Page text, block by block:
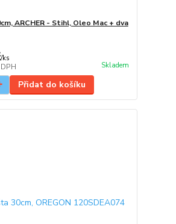
ARCHER - Stihl, Oleo Mac + dva
/ks
Skladem
Přidat do košíku